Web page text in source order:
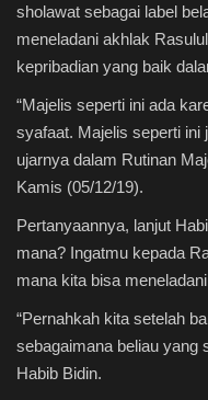
sholawat sebagai label
meneladani akhlak
kepribadian yang baik
“Majelis seperti ini ada
syafaat. Majelis seperti ini
ujarnya dalam Rutinan
Kamis (05/12/19).
Pertanyaannya, lanjut
mana? Ingatmu kepada
mana kita bisa
“Pernahkah kita setelah
sebagaimana beliau yang
Habib Bidin.